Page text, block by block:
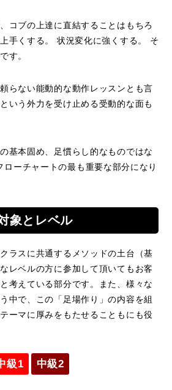
客様の声 Review
コブの上達に直結することはもちろ
手くする。 状況変化に強くする。 そ
す。
らない能動的な動作レッスンとも言
いう外力を受け止める受動的な面も
基本固め、足慣らし的なものではな
ーチャートの最も重要な部分になり
象とレベル
ラスに共通するメソッドの土台（基
レベルの方に参加して頂いてもお客
考えている部分です。また、様々な
中で、この「足場作り」の内容を組
ーマに厚みをもたせることもにも役
級1 中級2